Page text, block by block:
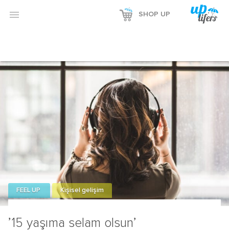
 SHOP UP
’15 yaşıma selam olsun’
FEEL UP Kişisel gelişim